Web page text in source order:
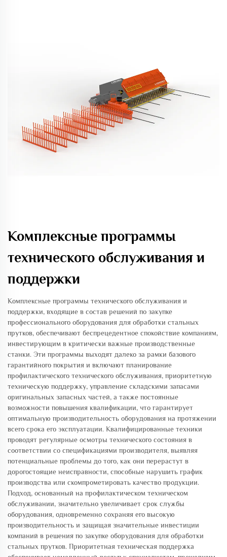
Комплексные программы
технического обслуживания и
поддержки
Комплексные программы технического обслуживания и
поддержки, входящие в состав решений по закупке
профессионального оборудования для обработки стальных
прутков, обеспечивают беспрецедентное спокойствие компаниям,
инвестирующим в критически важные производственные
станки. Эти программы выходят далеко за рамки базового
гарантийного покрытия и включают планирование
профилактического технического обслуживания, приоритетную
техническую поддержку, управление складскими запасами
оригинальных запасных частей, а также постоянные
возможности повышения квалификации, что гарантирует
оптимальную производительность оборудования на протяжении
всего срока его эксплуатации. Квалифицированные техники
проводят регулярные осмотры технического состояния в
соответствии со спецификациями производителя, выявляя
потенциальные проблемы до того, как они перерастут в
дорогостоящие неисправности, способные нарушить график
производства или скомпрометировать качество продукции.
Подход, основанный на профилактическом техническом
обслуживании, значительно увеличивает срок службы
оборудования, одновременно сохраняя его высокую
производительность и защищая значительные инвестиции
компаний в решения по закупке оборудования для обработки
стальных прутков. Приоритетная техническая поддержка